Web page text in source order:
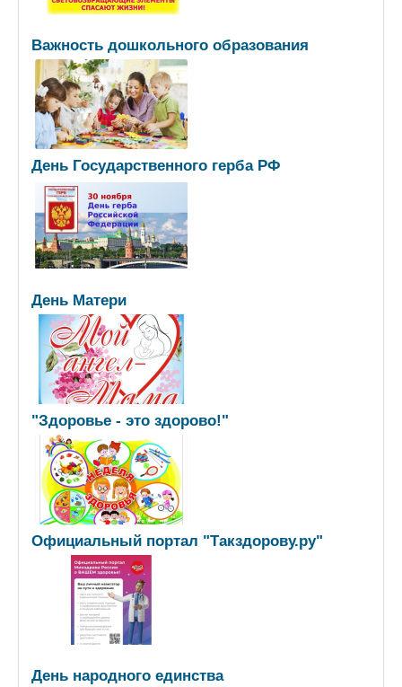
Важность дошкольного образования
День Государственного герба РФ
День Матери
"Здоровье - это здорово!"
Официальный портал "Такздорову.ру"
День народного единства